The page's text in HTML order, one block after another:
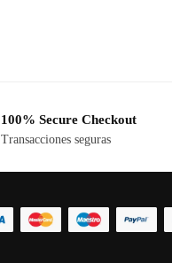
100% Secure Checkout
Transacciones seguras